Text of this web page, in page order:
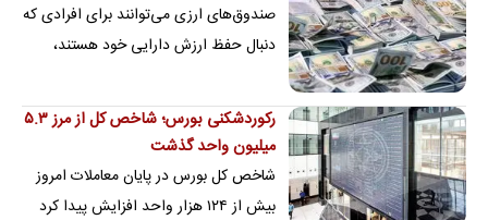
صندوق‌های ارزی می‌توانند برای افرادی که
دنبال حفظ ارزش دارایی خود هستند،
صندوق‌های طلا ب…
رکوردشکنی بورس؛ شاخص کل از مرز ۵.۳
میلیون واحد گذشت
شاخص کل بورس در پایان معاملات امروز
بیش از ۱۲۴ هزار واحد افزایش پیدا کرد